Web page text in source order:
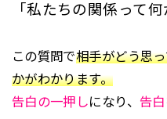
「私たちの関係って何
この質問で相手がどう思
かがわかります。
告白の一押しになり、 告